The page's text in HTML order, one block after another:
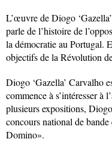
L’œuvre de Diogo
parle de l’histoire de
la démocratie au Portugal.
objectifs de la Révolution
Diogo ‘Gazella’ Carvalho
commence à s’intéresser à
plusieurs expositions,
concours national de
Domino».